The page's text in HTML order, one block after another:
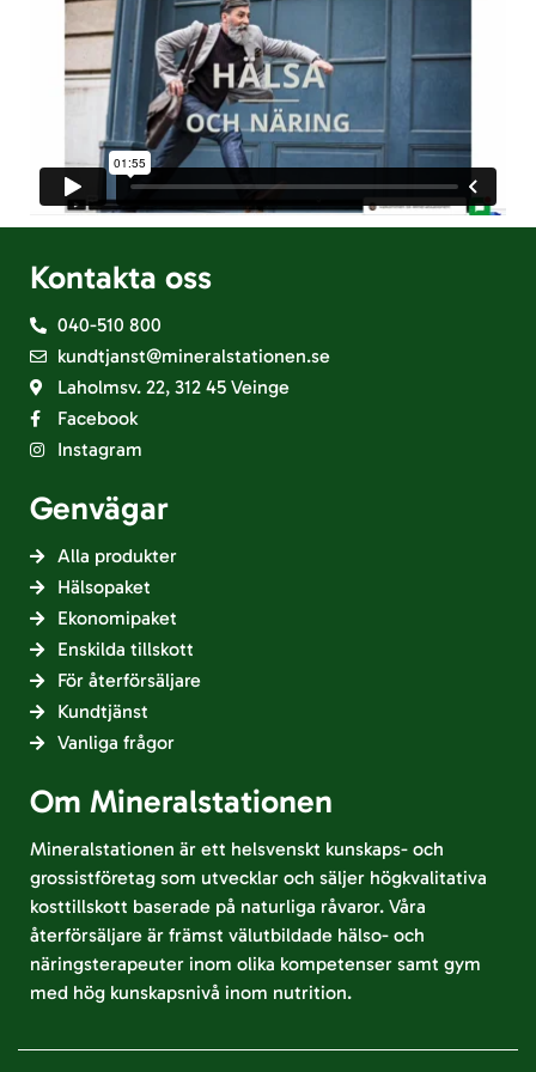
Kontakta oss
040-510 800
kundtjanst@mineralstationen.se
Laholmsv. 22, 312 45 Veinge
Facebook
Instagram
Genvägar
Alla produkter
Hälsopaket
Ekonomipaket
Enskilda tillskott
För återförsäljare
Kundtjänst
Vanliga frågor
Om Mineralstationen
Mineralstationen är ett helsvenskt kunskaps- och
grossistföretag som utvecklar och säljer högkvalitativa
kosttillskott baserade på naturliga råvaror. Våra
återförsäljare är främst välutbildade hälso- och
näringsterapeuter inom olika kompetenser samt gym
med hög kunskapsnivå inom nutrition.